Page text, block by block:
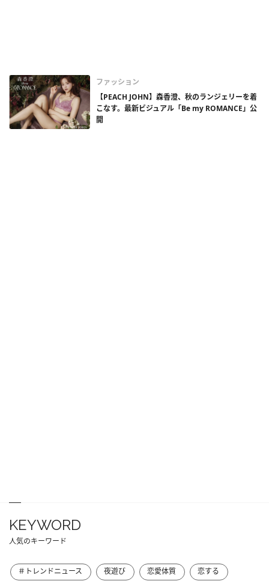
ファッション
【PEACH JOHN】森香澄、秋のランジェリーを着
こなす。最新ビジュアル「Be my ROMANCE」公
開
KEYWORD
人気のキーワード
＃トレンドニュース 夜遊び 恋愛体質 恋する